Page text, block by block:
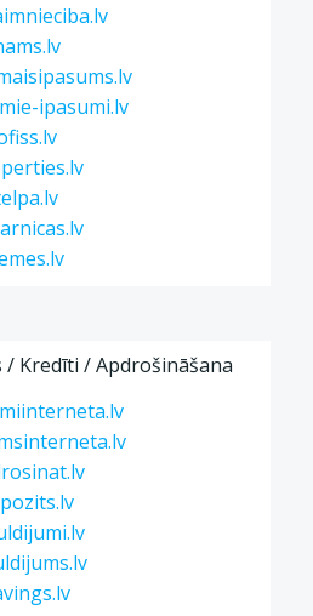
ipasumi.lv
/ Kredīti / Apdrošināšana